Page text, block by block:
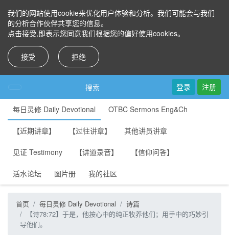
我们的网站使用cookie来优化用户体验和分析。我们可能会与我们
的分析合作伙伴共享您的信息。
点击接受,即表示您同意我们根据您的偏好使用cookies。
接受 拒绝
搜索 登录 注册
每日灵修 Daily Devotional OTBC Sermons Eng&Ch
【近期讲章】 【过往讲章】 其他讲员讲章
见证 Testimony 【讲道录音】 【信仰问答】
活水论坛 图片册 我的社区
首页 每日灵修 Daily Devotional
诗篇
【诗78:72】于是，他按心中的纯正牧养他们；用手中的巧妙引
导他们。